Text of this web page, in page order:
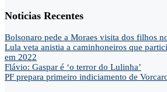
Noticias Recentes
Bolsonaro pede a Moraes visita dos filhos
Lula veta anistia a caminhoneiros que
em 2022
Flávio: Gaspar é ‘o terror do Lulinha’
PF prepara primeiro indiciamento de